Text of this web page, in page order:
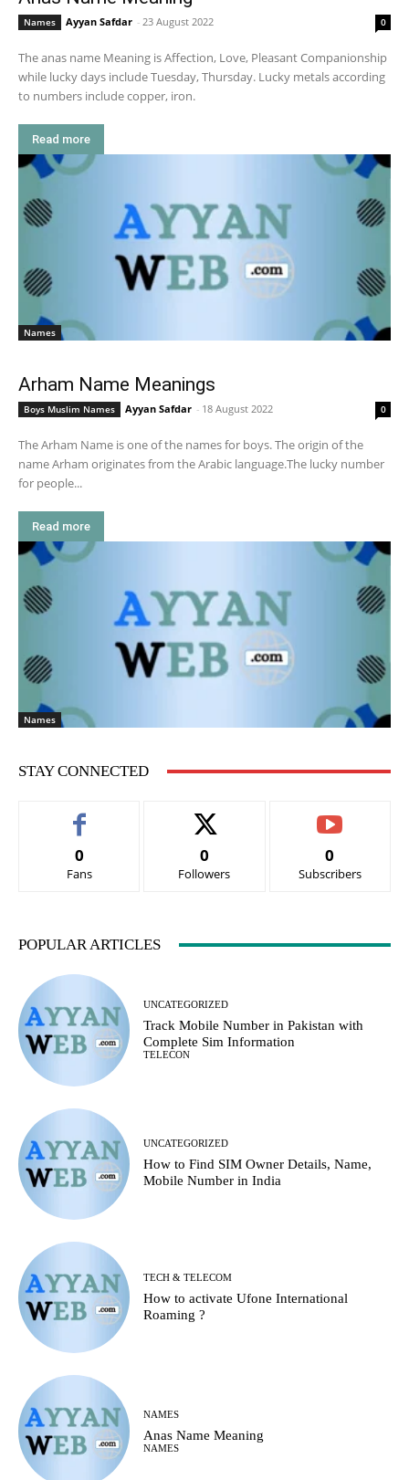
Names Ayyan Safdar - 23 August 2022 0
The anas name Meaning is Affection, Love, Pleasant Companionship
while lucky days include Tuesday, Thursday. Lucky metals according
to numbers include copper, iron.
Read more
Names
Arham Name Meanings
Boys Muslim Names Ayyan Safdar - 18 August 2022 0
The Arham Name is one of the names for boys. The origin of the
name Arham originates from the Arabic language.The lucky number
for people...
Read more
Names
STAY CONNECTED
0
Fans
0
Followers
0
Subscribers
POPULAR ARTICLES
UNCATEGORIZED
Track Mobile Number in Pakistan with
Complete Sim Information
TELECON
UNCATEGORIZED
How to Find SIM Owner Details, Name,
Mobile Number in India
TECH & TELECOM
How to activate Ufone International
Roaming ?
NAMES
Anas Name Meaning
NAMES